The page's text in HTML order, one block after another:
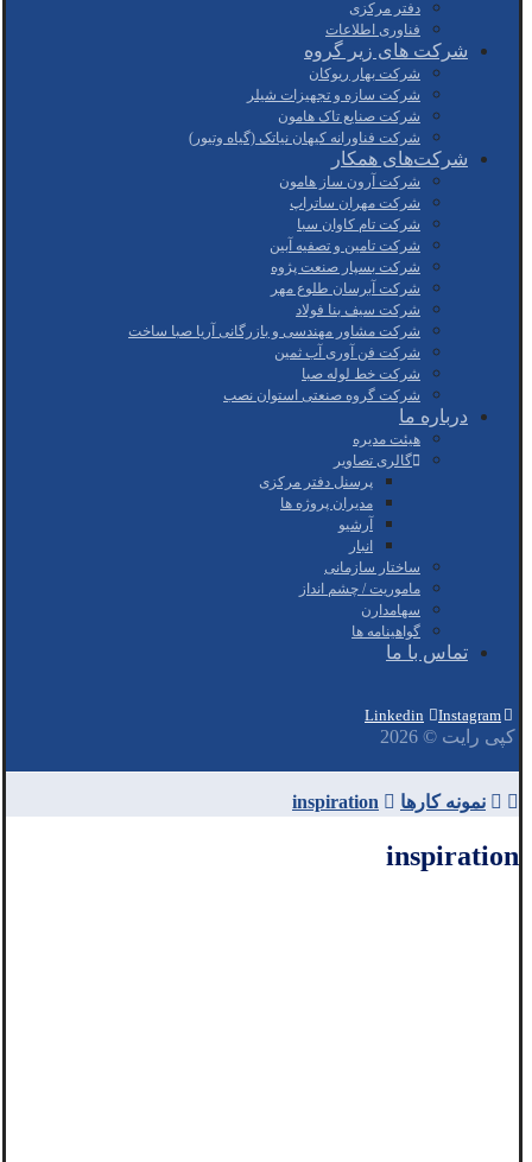
دفتر مرکزی
فناوری اطلاعات
شرکت های زیر گروه
شرکت بهار ریوکان
شرکت سازه و تجهیزات شیلر
شرکت صنایع تاک هامون
شرکت فناورانه کیهان نیاتک (گیاه وتیور)
شرکت‌های همکار
شرکت آرون ساز هامون
شرکت مهران ساتراپ
شرکت تام کاوان سبا
شرکت تامین و تصفیه آبین
شرکت بسپار صنعت پژوه
شرکت آبرسان طلوع مهر
شرکت سیف بنا فولاد
شرکت مشاور مهندسی و بازرگانی آریا صبا ساخت
شرکت فن آوری آب ثمین
شرکت خط لوله صبا
شرکت گروه صنعتی استوان نصب
درباره ما
هیئت مدیره
گالری تصاویر
پرسنل دفتر مرکزی
مدیران پروژه ها
آرشیو
انبار
ساختار سازمانی
ماموریت / چشم انداز
سهامدارن
گواهینامه ها
تماس با ما
Linkedin Instagram
کپی رایت © 2026
نمونه کارها inspiration
inspiration